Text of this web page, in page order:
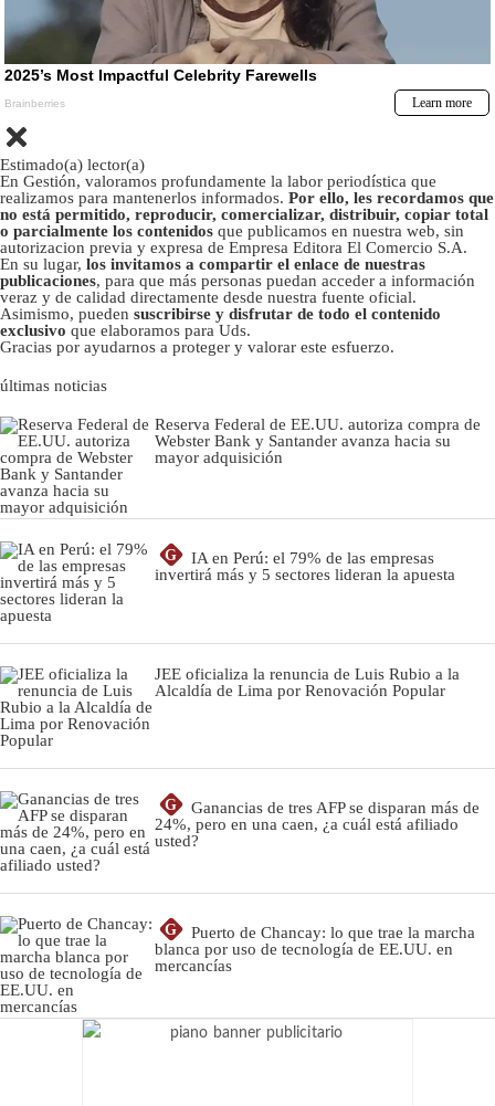
Estimado(a) lector(a)
En Gestión, valoramos profundamente la labor periodística que
realizamos para mantenerlos informados. Por ello, les recordamos que
no está permitido, reproducir, comercializar, distribuir, copiar total
o parcialmente los contenidos que publicamos en nuestra web, sin
autorizacion previa y expresa de Empresa Editora El Comercio S.A.
En su lugar, los invitamos a compartir el enlace de nuestras
publicaciones, para que más personas puedan acceder a información
veraz y de calidad directamente desde nuestra fuente oficial.
Asimismo, pueden suscribirse y disfrutar de todo el contenido
exclusivo que elaboramos para Uds.
Gracias por ayudarnos a proteger y valorar este esfuerzo.
últimas noticias
Reserva Federal de EE.UU. autoriza compra de
Webster Bank y Santander avanza hacia su
mayor adquisición
G
IA en Perú: el 79% de las empresas
invertirá más y 5 sectores lideran la apuesta
JEE oficializa la renuncia de Luis Rubio a la
Alcaldía de Lima por Renovación Popular
G
Ganancias de tres AFP se disparan más de
24%, pero en una caen, ¿a cuál está afiliado
usted?
G
Puerto de Chancay: lo que trae la marcha
blanca por uso de tecnología de EE.UU. en
mercancías